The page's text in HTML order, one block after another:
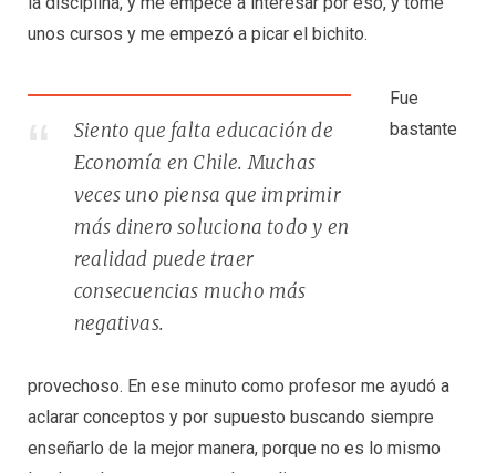
unos cursos y me empezó a picar el bichito.
Siento que falta educación de
Economía en Chile. Muchas
veces uno piensa que imprimir
más dinero soluciona todo y en
realidad puede traer
consecuencias mucho más
negativas.
Fue
bastante
provechoso. En ese minuto como profesor me ayudó a
aclarar conceptos y por supuesto buscando siempre
enseñarlo de la mejor manera, porque no es lo mismo